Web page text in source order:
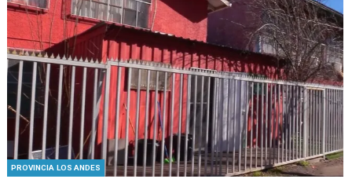
PROVINCIA LOS ANDES